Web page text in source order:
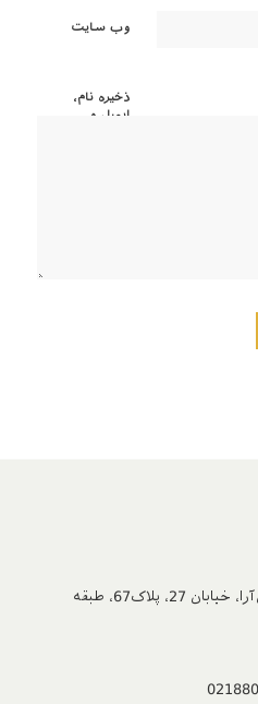
وب‌ سایت
ذخیره نام،
ایمیل و
تهران، یوسف‌آباد، خیابان جهان‌آرا، خیابان 27، پلاک67، طبقه